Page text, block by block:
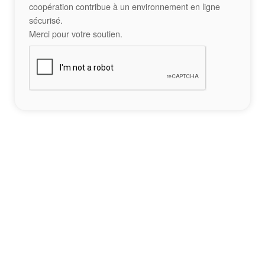
coopération contribue à un environnement en ligne
sécurisé.
Merci pour votre soutien.